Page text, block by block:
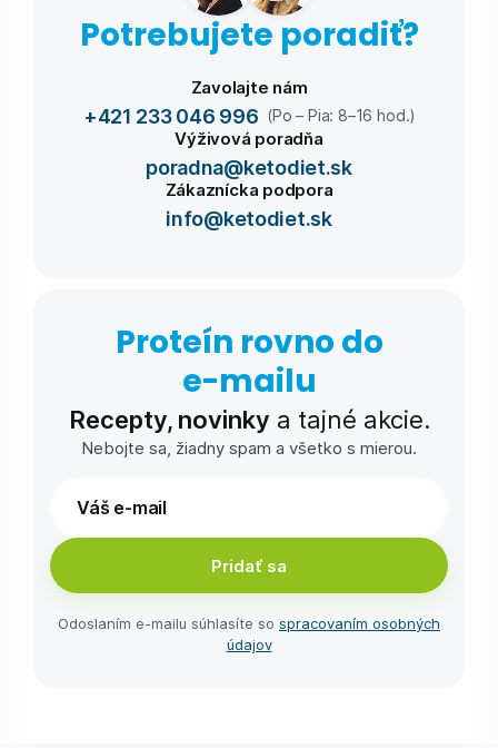
Potrebujete poradiť?
Zavolajte nám
+421 233 046 996 (Po – Pia: 8–16 hod.)
Výživová poradňa
poradna@ketodiet.sk
Zákaznícka podpora
info@ketodiet.sk
Proteín rovno do
e-⁠mailu
Recepty, novinky a tajné akcie.
Nebojte sa, žiadny spam a všetko s mierou.
Pridať sa
Odoslaním e-⁠mailu súhlasíte so spracovaním osobných
údajov